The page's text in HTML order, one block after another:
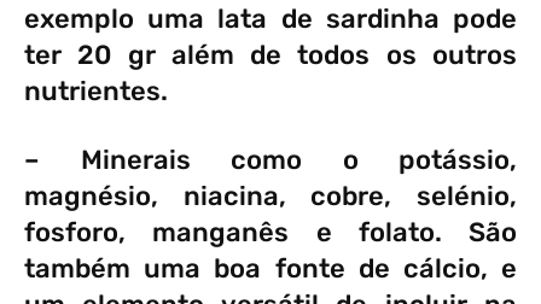
exemplo uma lata de sardinha pode
ter 20 gr além de todos os outros
nutrientes.
– Minerais como o potássio,
magnésio, niacina, cobre, selénio,
fosforo, manganês e folato. São
também uma boa fonte de cálcio, e